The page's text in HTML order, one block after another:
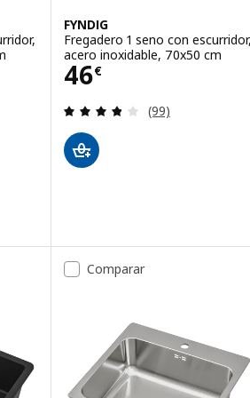
5 estrellas. Total opiniones:
1 seno con escurridor, acero
FYNDIG
Fregadero 1 seno con
acero inoxidable, 70x50 cm
46€
Precio 46€
Revisa: 3.8 de
(99)
Comparar